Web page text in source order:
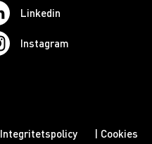
Linkedin
Instagram
Integritetspolicy | Cookies